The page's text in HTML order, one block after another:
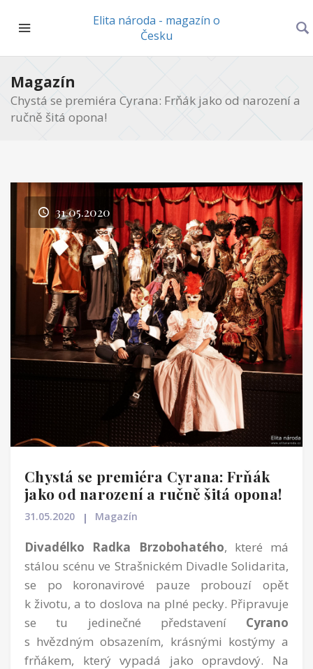
Elita národa - magazín o
Česku
Magazín
Chystá se premiéra Cyrana: Frňák jako od narození a
ručně šitá opona!
31.05.2020
Chystá se premiéra Cyrana: Frňák
jako od narození a ručně šitá opona!
31.05.2020 Magazín
Divadélko Radka Brzobohatého, které má
stálou scénu ve Strašnickém Divadle Solidarita,
se po koronavirové pauze probouzí opět
k životu, a to doslova na plné pecky. Připravuje
se tu jedinečné představení Cyrano
s hvězdným obsazením, krásnými kostýmy a
frňákem, který vypadá jako opravdový. Na